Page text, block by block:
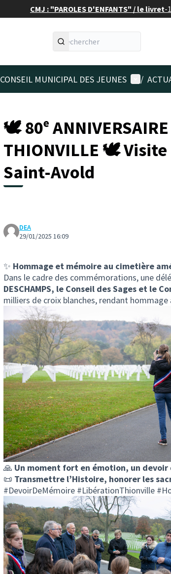
CMJ : "PAROLES D'ENFANTS" / le livret-
CONSEIL MUNICIPAL DES JEUNES Menu
/
🕊️ 80ᵉ
THIONVILLE 🕊️
Saint-Avold
DEA
29/01/2025 16:09
✨ Hommage et mémoire au cimetière
Dans le cadre des commémorations, une
DESCHAMPS, le Conseil des Sages et le
milliers de croix blanches, rendant
🙏 Un moment fort en émotion, un
📜 Transmettre l’Histoire, honorer les
#DevoirDeMémoire #LibérationThionville